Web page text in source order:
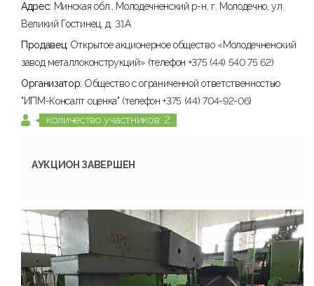
Адрес: Минская обл., Молодечненский р-н, г. Молодечно, ул.
Великий Гостинец, д. 31А
Продавец: Открытое акционерное общество «Молодечненский
завод металлоконструкций» (телефон +375 (44) 540 75 62)
Организатор: Общество с ограниченной ответственностью
"ИПМ-Консалт оценка" (телефон +375 (44) 704-92-06)
количество участников: 2
АУКЦИОН ЗАВЕРШЕН